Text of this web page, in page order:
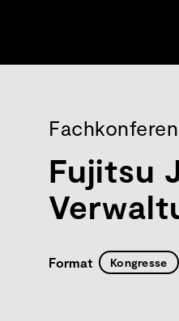
Fujitsu
Format Kongresse